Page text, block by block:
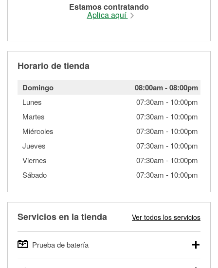
Estamos contratando
Aplica aquí
Horario de tienda
Domingo 08:00am-08:00pm
Lunes 07:30am - 10:00pm
Martes
07:30am - 10:00pm
Miércoles
07:30am - 10:00pm
Jueves
07:30am - 10:00pm
Viernes
07:30am - 10:00pm
Sábado
07:30am - 10:00pm
Servicios en la tienda Ver todos los servicios
Prueba de batería